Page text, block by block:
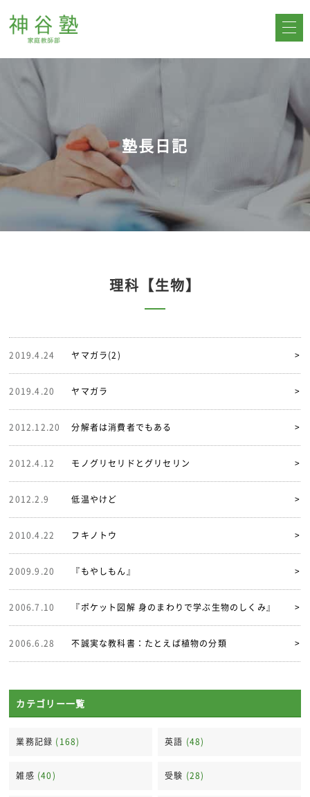
塾長日記
理科【生物】
2019.4.24 ヤマガラ(2) >
2019.4.20 ヤマガラ >
2012.12.20 分解者は消費者でもある >
2012.4.12 モノグリセリドとグリセリン >
2012.2.9 低温やけど >
2010.4.22 フキノトウ >
2009.9.20 『もやしもん』 >
2006.7.10 『ポケット図解 身のまわりで学ぶ生物のしくみ』 >
2006.6.28 不誠実な教科書：たとえば植物の分類 >
カテゴリー一覧
業務記録 (168) 英語 (48)
雑感 (40) 受験 (28)